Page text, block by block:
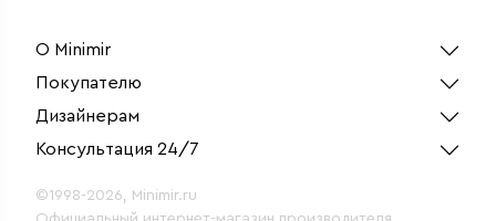
О Minimir
Покупателю
Дизайнерам
Консультация 24/7
©1998-2026, Minimir.ru